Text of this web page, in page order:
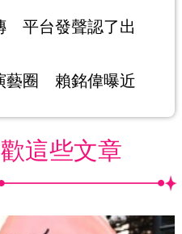
平台發聲認了出
藝圈 賴銘偉曝近
這些文章